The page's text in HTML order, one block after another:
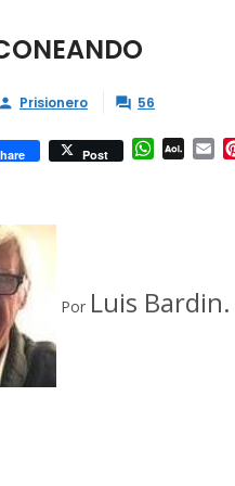
 Prisionero  56
Post
AOL
Por Luis Bardin.